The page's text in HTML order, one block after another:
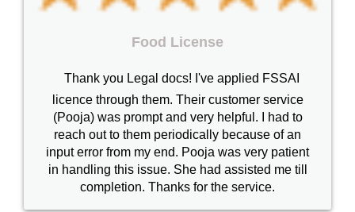
Food License
Thank you Legal docs! I've applied FSSAI
licence through them. Their customer service
(Pooja) was prompt and very helpful. I had to
reach out to them periodically because of an
input error from my end. Pooja was very patient
in handling this issue. She had assisted me till
completion. Thanks for the service.